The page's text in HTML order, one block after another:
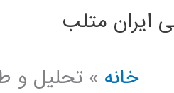
ایران متلب
خانه
تحلیل و